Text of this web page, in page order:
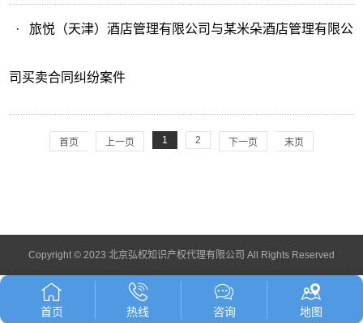
·旅悦（天津）酒店管理有限公司与某米朵酒店管理有限公
司买卖合同纠纷案件
首页 上一页 1 2 下一页 末页
首页 热线 咨询 地图
Copyright © 2023 北京弘权知识产权代理有限公司 All Rights Reserved